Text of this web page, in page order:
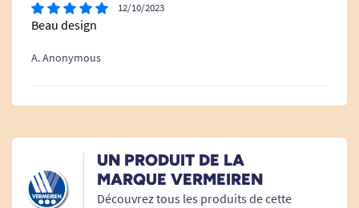
12/10/2023
Beau design
A. Anonymous
UN PRODUIT DE LA
MARQUE VERMEIREN
Découvrez tous les produits de cette